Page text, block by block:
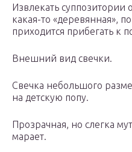
Извлекать суппозитории
какая-то «деревянная»,
приходится прибегать к
Внешний вид свечки.
Свечка небольшого
на детскую попу.
Прозрачная, но слегка
марает.